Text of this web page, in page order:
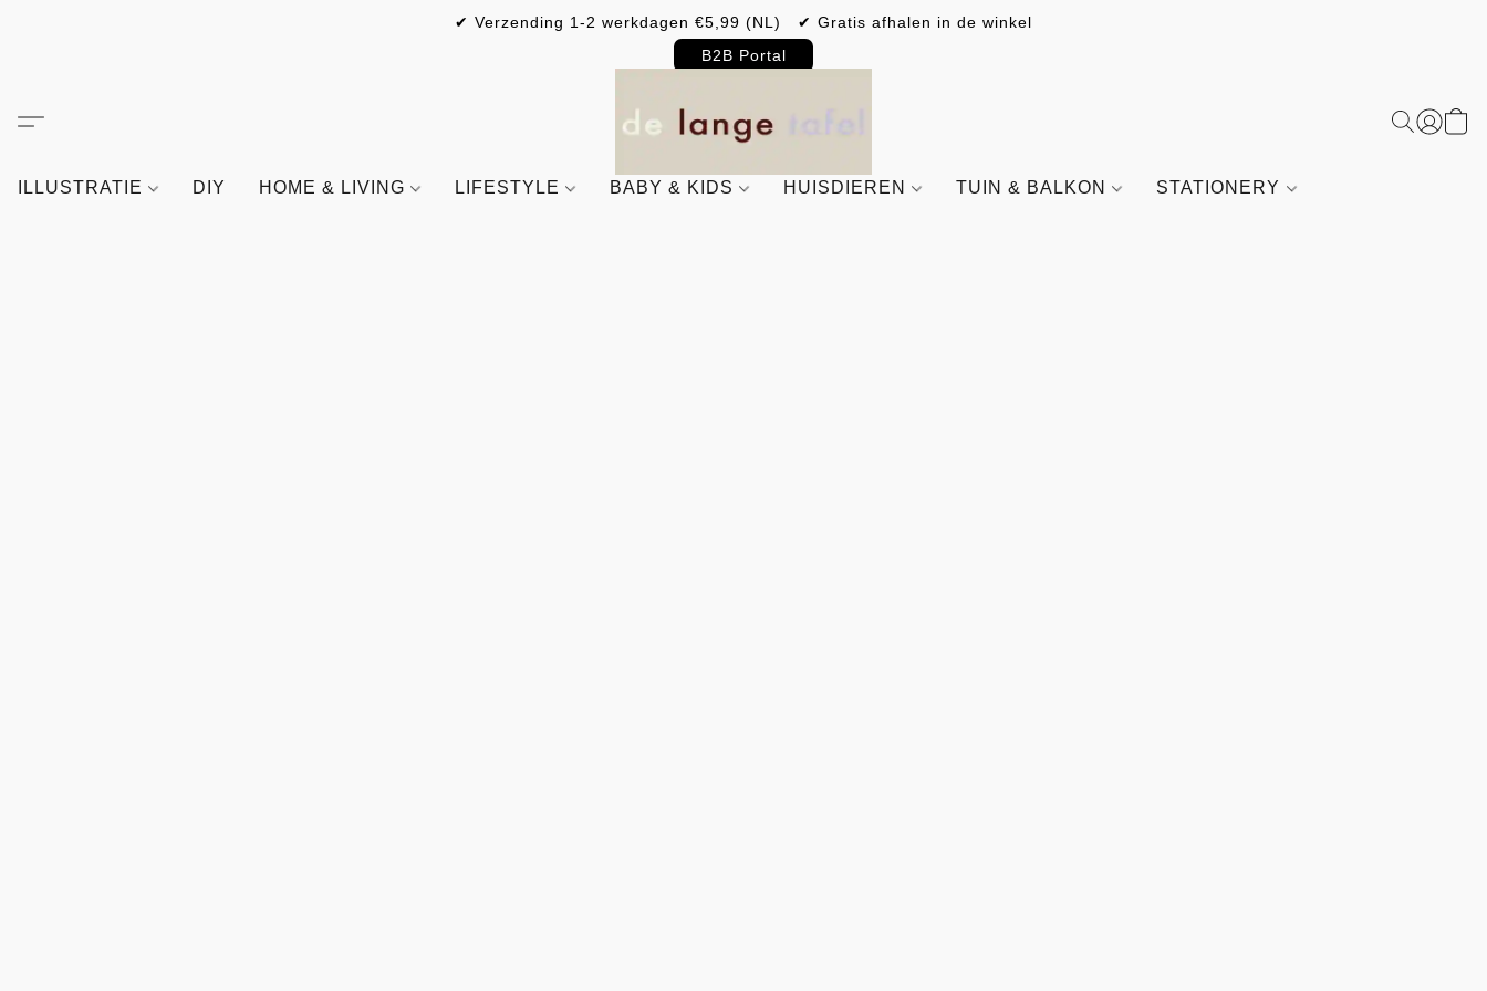
✔ Verzending 1-2 werkdagen €5,99 (NL) ✔ Gratis afhalen in de winkel
B2B Portal
ILLUSTRATIE DIY HOME & LIVING LIFESTYLE BABY & KIDS HUISDIEREN TUIN & BALKON STATIONERY